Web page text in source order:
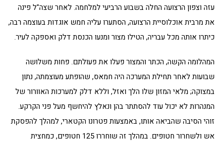
עזה וצפון הרצועה החלה בשבוע הרביעי למלחמה. לאחר שצה"ל פינה
את מרבית אוכלוסיית הרצועה, הסתערו עליה חמש אוגדות בעוצמה רבה,
כיתרו אותה מכל עבריה, הטילו מצור ומנעו הכנסת דלק ואספקה לעיר.
המהלומה הקשה, הכתר והמצור פעלו את פעולתם. פחות משלושה
שבועות לאחר תחילת המערכה היה חמאס, שהופתע מעוצמתה, נתון
במצוקה; מלאי המזון שלו הלך ואזל, וללא דלק למערכות האוורור של
המנהרות לא יכול עוד להסתתר בהן ונאלץ להיחשף מעל פני הקרקע.
זוהי הסיבה שהביאה אותו, באמצעות פטרונו הקטארי, למהלך להפסקת
אש ולשחרור חטופים. במהלך זה שוחררו 125 חטופים, כמחצית